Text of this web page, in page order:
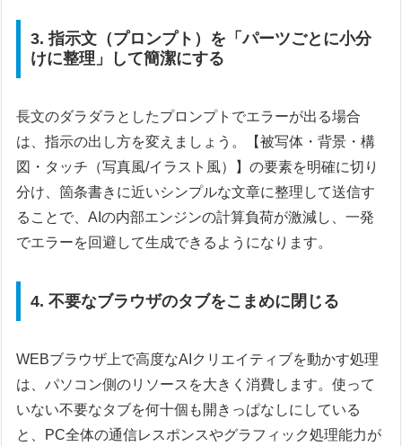
3. 指示文（プロンプト）を「パーツごとに小分
けに整理」して簡潔にする
長文のダラダラとしたプロンプトでエラーが出る場合
は、指示の出し方を変えましょう。【被写体・背景・構
図・タッチ（写真風/イラスト風）】の要素を明確に切り
分け、箇条書きに近いシンプルな文章に整理して送信す
ることで、AIの内部エンジンの計算負荷が激減し、一発
でエラーを回避して生成できるようになります。
4. 不要なブラウザのタブをこまめに閉じる
WEBブラウザ上で高度なAIクリエイティブを動かす処理
は、パソコン側のリソースを大きく消費します。使って
いない不要なタブを何十個も開きっぱなしにしている
と、PC全体の通信レスポンスやグラフィック処理能力が